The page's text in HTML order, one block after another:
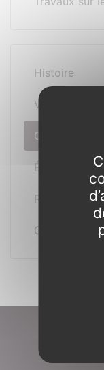
Histoire
Visites
Chantiers
Événements
Réceptions
Gîtes